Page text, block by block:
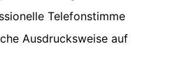
Telefonstimme
Ausdrucksweise auf